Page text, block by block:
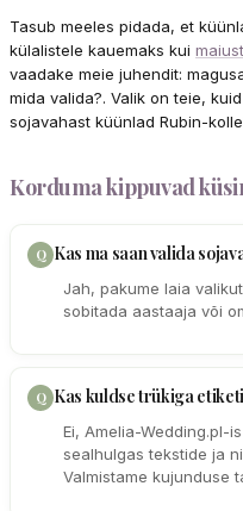
Tasub meeles pidada, et
külalistele kauemaks kui
vaadake meie juhendit:
mida valida?. Valik on teie,
sojavahast küünlad Rubin-
Korduma kippuvad
Kas ma saan valida
Jah, pakume laia
sobitada aastaaja või
Kas kuldse trükiga
Ei, Amelia-Wedding.pl-
sealhulgas tekstide ja
Valmistame kujunduse